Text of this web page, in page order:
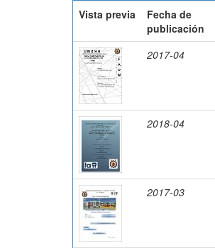
Vista previa
Fecha de
publicación
2017-04
2018-04
2017-03